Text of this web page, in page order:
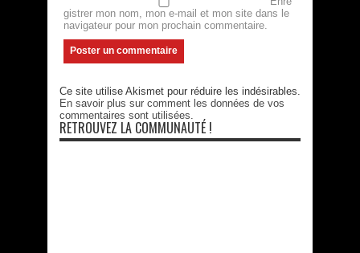
gistrer mon nom, mon e-mail et mon site dans le
navigateur pour mon prochain commentaire.
Ce site utilise Akismet pour réduire les indésirables.
En savoir plus sur comment les données de vos
commentaires sont utilisées
RETROUVEZ LA COMMUNAUTÉ !